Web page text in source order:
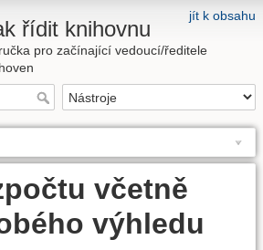
jít k obsahu
řídit knihovnu
pro začínající vedoucí/ředitele
včetně
výhledu